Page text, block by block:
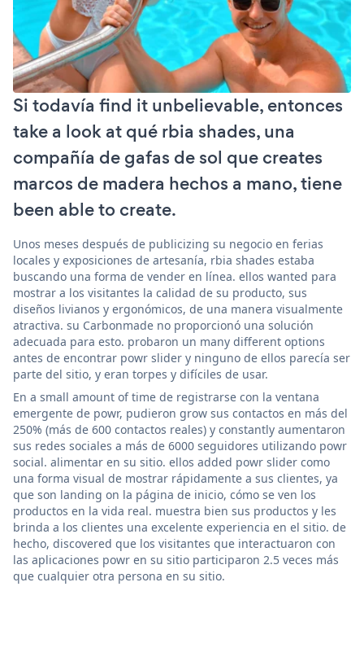
Si todavía find it unbelievable, entonces
take a look at qué rbia shades, una
compañía de gafas de sol que creates
marcos de madera hechos a mano, tiene
been able to create.
Unos meses después de publicizing su negocio en ferias
locales y exposiciones de artesanía, rbia shades estaba
buscando una forma de vender en línea. ellos wanted para
mostrar a los visitantes la calidad de su producto, sus
diseños livianos y ergonómicos, de una manera visualmente
atractiva. su Carbonmade no proporcionó una solución
adecuada para esto. probaron un many different options
antes de encontrar powr slider y ninguno de ellos parecía ser
parte del sitio, y eran torpes y difíciles de usar.
En a small amount of time de registrarse con la ventana
emergente de powr, pudieron grow sus contactos en más del
250% (más de 600 contactos reales) y constantly aumentaron
sus redes sociales a más de 6000 seguidores utilizando powr
social. alimentar en su sitio. ellos added powr slider como
una forma visual de mostrar rápidamente a sus clientes, ya
que son landing on la página de inicio, cómo se ven los
productos en la vida real. muestra bien sus productos y les
brinda a los clientes una excelente experiencia en el sitio. de
hecho, discovered que los visitantes que interactuaron con
las aplicaciones powr en su sitio participaron 2.5 veces más
que cualquier otra persona en su sitio.